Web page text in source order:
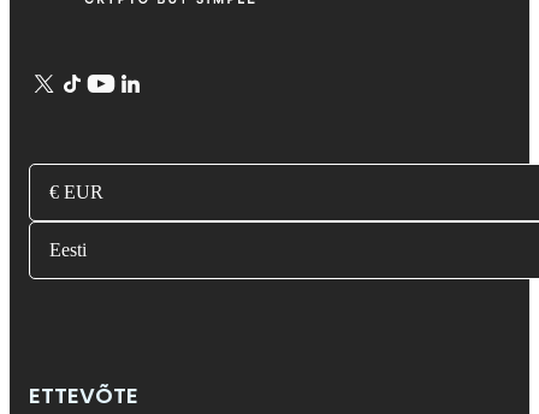
€ EUR
Eesti
ETTEVÕTE